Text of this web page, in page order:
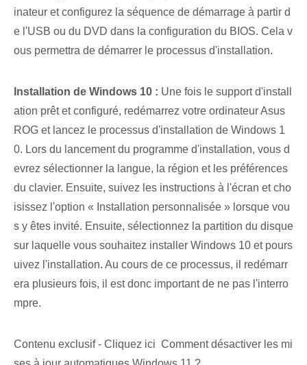
inateur et configurez la séquence de démarrage à partir d
e l'USB ou du DVD dans la configuration du BIOS. Cela v
ous permettra de démarrer le processus d'installation.
Installation de Windows 10 : Une fois le support d'install
ation prêt et configuré, redémarrez votre ordinateur Asus
ROG et lancez le processus d'installation de Windows 1
0. Lors du lancement du programme d'installation, vous d
evrez sélectionner la langue, la région et les préférences
du clavier. Ensuite, suivez les instructions à l'écran et cho
isissez l'option « Installation personnalisée » lorsque vou
s y êtes invité. Ensuite, sélectionnez la partition du disque
sur laquelle vous souhaitez installer Windows 10 et pours
uivez l'installation. Au cours de ce processus, il redémarr
era plusieurs fois, il est donc important de ne pas l'interro
mpre.
Contenu exclusif - Cliquez ici Comment désactiver les mi